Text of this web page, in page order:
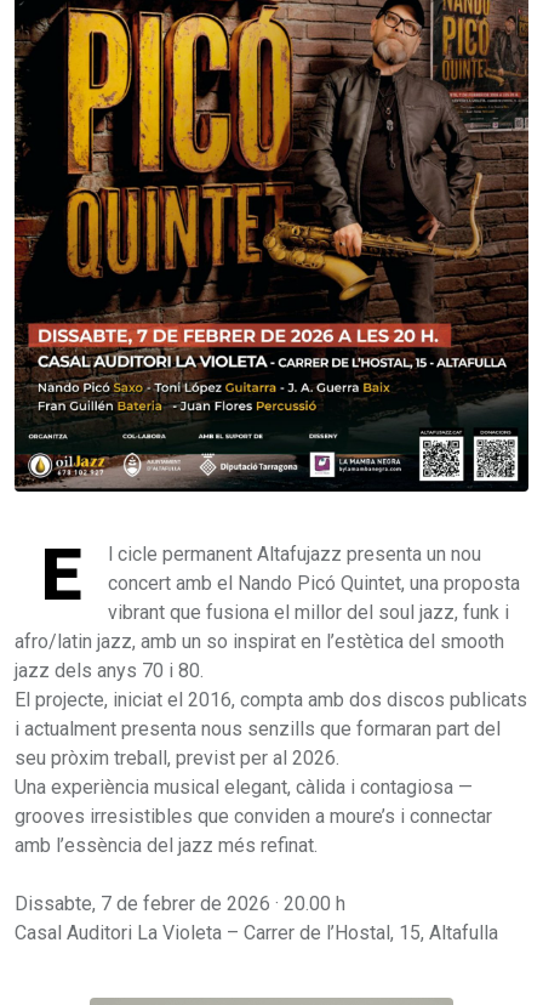
E
l cicle permanent Altafujazz presenta un nou
concert amb el Nando Picó Quintet, una proposta
vibrant que fusiona el millor del soul jazz, funk i
afro/latin jazz, amb un so inspirat en l’estètica del smooth
jazz dels anys 70 i 80.
El projecte, iniciat el 2016, compta amb dos discos publicats
i actualment presenta nous senzills que formaran part del
seu pròxim treball, previst per al 2026.
Una experiència musical elegant, càlida i contagiosa —
grooves irresistibles que conviden a moure’s i connectar
amb l’essència del jazz més refinat.
Dissabte, 7 de febrer de 2026 · 20.00 h
Casal Auditori La Violeta – Carrer de l’Hostal, 15, Altafulla